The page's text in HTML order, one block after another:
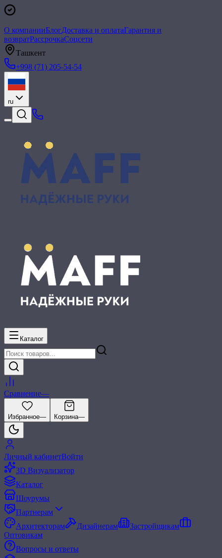
О компанииБлогДоставка и оплатаГарантия и
возвратРассрочкаСоцсети
Ташкент
+998 (71) 205-54-54
ru
Каталог
Сравнение—
Избранное— Корзина—
Личный кабинетВойти
3D Визуализатор
Каталог
Шоурумы
Партнерам
Архитекторам
Дизайнерам
Застройщикам
Оптовикам
Вопросы и ответы